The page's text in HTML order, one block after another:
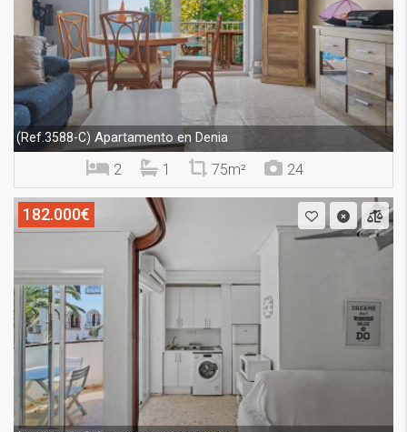
(Ref.3588-C) Apartamento en Denia
2 1 75m² 24
182.000€